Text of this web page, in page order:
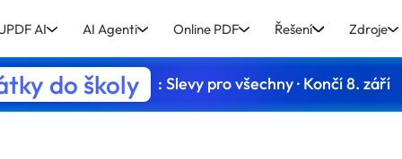
AI AI Agenti Online PDF Řešení Zdroje
do školy : Slevy pro všechny · Končí 8. září